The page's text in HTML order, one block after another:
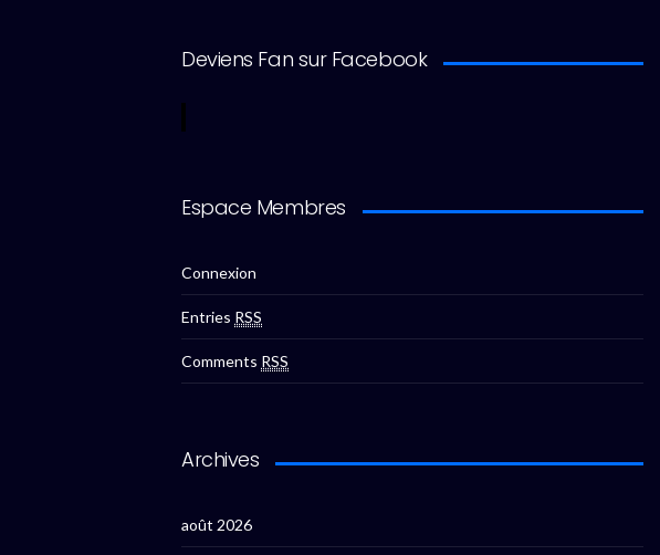
Deviens Fan sur Facebook
Espace Membres
Connexion
Entries RSS
Comments RSS
Archives
août 2026